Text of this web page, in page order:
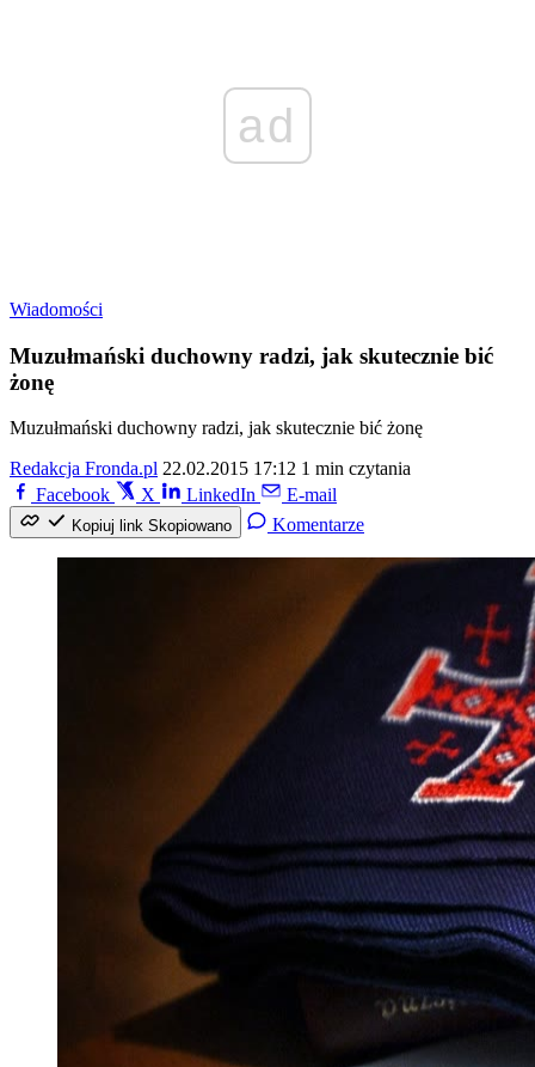
ad
Wiadomości
Muzułmański duchowny radzi, jak skutecznie bić
żonę
Muzułmański duchowny radzi, jak skutecznie bić żonę
Redakcja Fronda.pl 22.02.2015 17:12 1 min czytania
Facebook
X LinkedIn E-mail
Kopiuj link Skopiowano Komentarze